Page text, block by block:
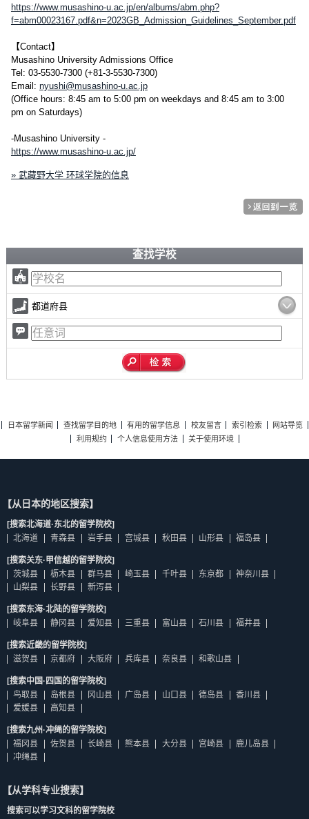
https://www.musashino-u.ac.jp/en/albums/abm.php?
f=abm00023167.pdf&n=2023GB_Admission_Guidelines_September.pdf
【Contact】
Musashino University Admissions Office
Tel: 03-5530-7300 (+81-3-5530-7300)
Email: nyushi@musashino-u.ac.jp
(Office hours: 8:45 am to 5:00 pm on weekdays and 8:45 am to 3:00
pm on Saturdays)
-Musashino University -
https://www.musashino-u.ac.jp/
» 武藏野大学 环球学院的信息
查找学校
都道府县
日本留学新闻 查找留学目的地 有用的留学信息 校友留言 索引检索
网站导览
利用规约
个人信息使用方法 关于使用环境
【从日本的地区搜索】
[搜索北海道·东北的留学院校]
北海道
青森县 岩手县 宫城县 秋田县 山形县 福岛县
[搜索关东·甲信越的留学院校]
茨城县
枥木县 群马县 崎玉县 千叶县 东京都
神奈川县
山梨县
长野县 新泻县
[搜索东海·北陆的留学院校]
岐阜县
静冈县 爱知县 三重县 富山县 石川县 福井县
[搜索近畿的留学院校]
滋贺县
京都府 大阪府 兵库县 奈良县 和歌山县
[搜索中国·四国的留学院校]
鸟取县
岛根县 冈山县 广岛县 山口县 德岛县
香川县
爱媛县
高知县
[搜索九州·冲绳的留学院校]
福冈县
佐贺县 长崎县 熊本县 大分县 宫崎县
鹿儿岛县
冲绳县
【从学科专业搜索】
搜索可以学习文科的留学院校